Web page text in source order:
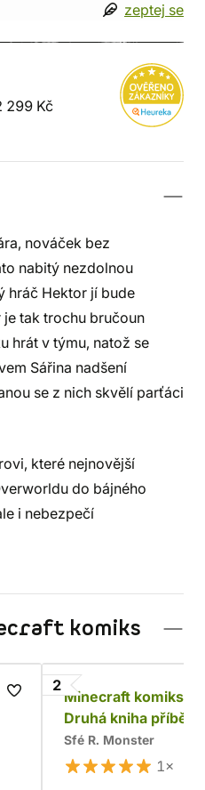
zeptej se
299 Kč
nováček bez
nabitý nezdolnou
hráč Hektor jí bude
tak trochu bručoun
hrát v týmu, natož se
Sářina nadšení
se z nich skvělí parťáci
které nejnovější
do bájného
i nebezpečí
komiks
2
Minecraft komiks:
Druhá kniha příběhů
Sfé R. Monster
1×